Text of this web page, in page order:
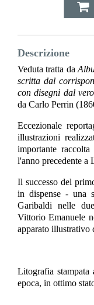
Descrizione
Veduta tratta da
scritta dal
con disegni dal
da Carlo Perrin
Eccezionale
illustrazioni
importante
l'anno precedente a
Il successo del
in dispense - una
Garibaldi nelle
Vittorio Emanuele
apparato illustrativo
Litografia
epoca, in ottimo